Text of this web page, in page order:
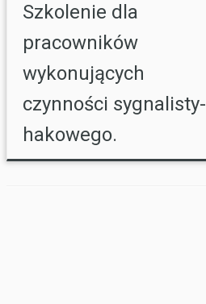
Szkolenie dla
pracowników
wykonujących
czynności sygnalisty-
hakowego.